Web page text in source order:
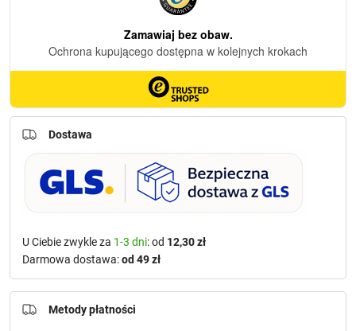
Dostawa
U Ciebie zwykle za 1-3 dni: od 12,30 zł
Darmowa dostawa:od 49 zł
Metody płatności